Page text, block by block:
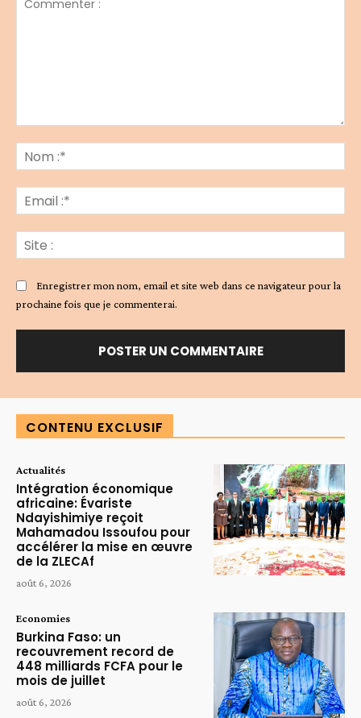
:*
:*
:
Enregistrer mon nom, email et site web dans ce navigateur pour la
prochaine fois que je commenterai.
CONTENU EXCLUSIF
Actualités
Intégration économique
africaine: Évariste
Ndayishimiye reçoit
Mahamadou Issoufou pour
accélérer la mise en œuvre
de la ZLECAf
août 6, 2026
Economies
Burkina Faso: un
recouvrement record de
448 milliards FCFA pour le
mois de juillet
août 6, 2026